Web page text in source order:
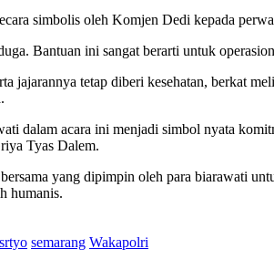
simbolis oleh Komjen Dedi kepada
Bantuan ini sangat berarti untuk
jajarannya tetap diberi kesehatan, berkat
dalam acara ini menjadi simbol nyata
Tyas Dalem.
yang dipimpin oleh para biarawati
humanis.
semarang Wakapolri